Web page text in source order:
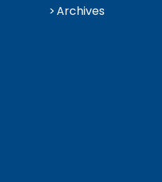
Archives